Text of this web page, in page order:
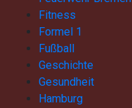
Fitness
Formel 1
Fußball
Geschichte
Gesundheit
Hamburg